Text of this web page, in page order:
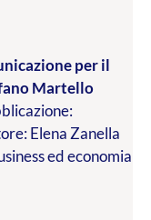
per il
Martello
Elena Zanella
ed economia